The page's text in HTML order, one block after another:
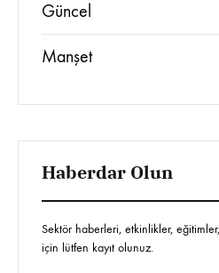
Güncel
Manşet
Haberdar Olun
Sektör haberleri, etkinlikler,
için lütfen kayıt olunuz.